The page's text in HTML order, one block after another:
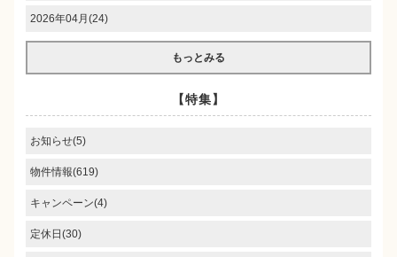
2026年04月(24)
もっとみる
【特集】
お知らせ(5)
物件情報(619)
キャンペーン(4)
定休日(30)